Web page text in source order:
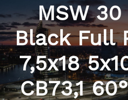
MSW 30
Black Full
7,5x18
CB73,1